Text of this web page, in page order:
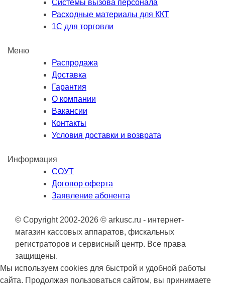
Системы вызова персонала
Расходные материалы для ККТ
1С для торговли
Меню
Распродажа
Доставка
Гарантия
О компании
Вакансии
Контакты
Условия доставки и возврата
Информация
СОУТ
Договор оферта
Заявление абонента
© Copyright 2002-2026 © arkusc.ru - интернет-
магазин кассовых аппаратов, фискальных
регистраторов и сервисный центр. Все права
защищены.
Мы используем cookies для быстрой и удобной работы
сайта. Продолжая пользоваться сайтом, вы принимаете